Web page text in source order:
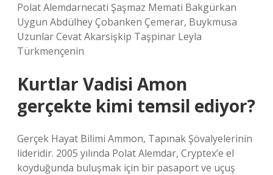
Polat Alemdarnecati Şaşmaz Memati Bakgürkan
Uygun Abdülhey Çobanken Çemerar, Buykmusa
Uzunlar Cevat Akarsişkip Taşpinar Leyla
Türkmençenin
Kurtlar Vadisi Amon
gerçekte kimi temsil ediyor?
Gerçek Hayat Bilimi Ammon, Tapınak Şövalyelerinin
lideridir. 2005 yılında Polat Alemdar, Cryptex’e el
koyduğunda buluşmak için bir pasaport ve uçuş